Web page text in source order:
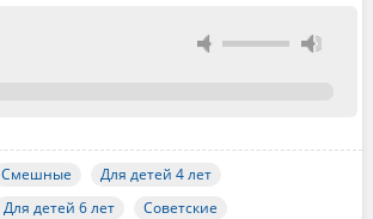
Смешные
Для детей 4 лет
Для детей 6 лет Советские